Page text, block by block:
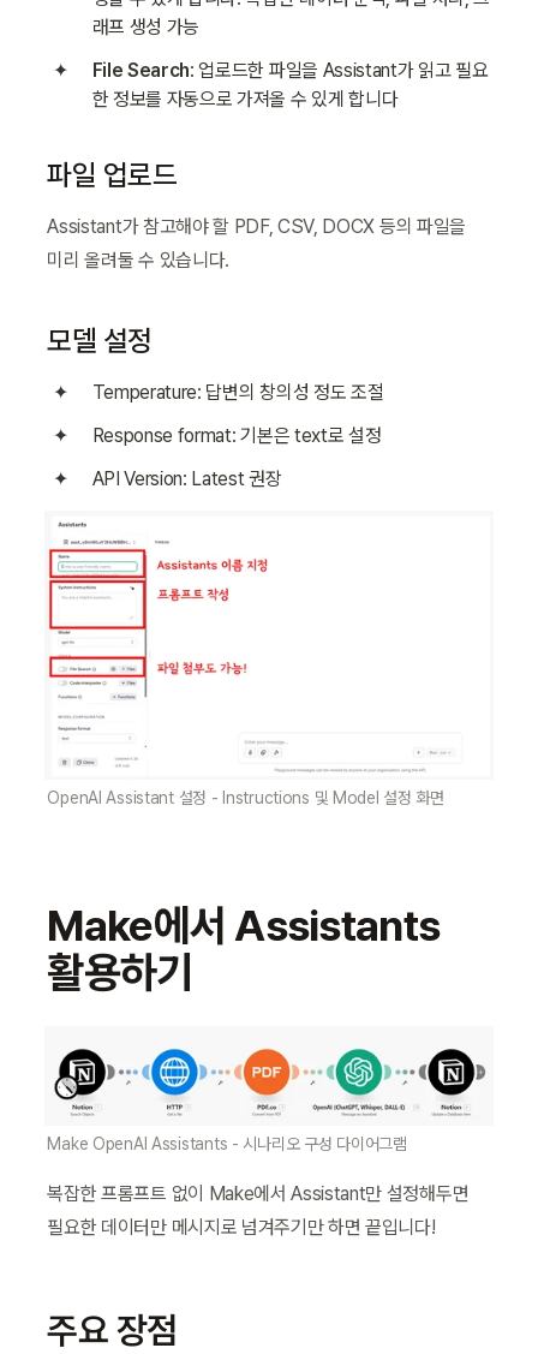
래프 생성 가능
File Search: 업로드한 파일을 Assistant가 읽고 필요
한 정보를 자동으로 가져올 수 있게 합니다
파일 업로드
Assistant가 참고해야 할 PDF, CSV, DOCX 등의 파일을
미리 올려둘 수 있습니다.
모델 설정
Temperature: 답변의 창의성 정도 조절
Response format: 기본은 text로 설정
API Version: Latest 권장
OpenAI Assistant 설정 - Instructions 및 Model 설정 화면
Make에서 Assistants
활용하기
Make OpenAI Assistants - 시나리오 구성 다이어그램
복잡한 프롬프트 없이 Make에서 Assistant만 설정해두면
필요한 데이터만 메시지로 넘겨주기만 하면 끝입니다!
주요 장점